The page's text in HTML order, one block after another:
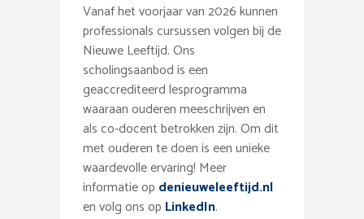
Vanaf het voorjaar van 2026 kunnen
professionals cursussen volgen bij de
Nieuwe Leeftijd. Ons
scholingsaanbod is een
geaccrediteerd lesprogramma
waaraan ouderen meeschrijven en
als co-docent betrokken zijn. Om dit
met ouderen te doen is een unieke
waardevolle ervaring! Meer
informatie op denieuweleeftijd.nl
en volg ons op LinkedIn.